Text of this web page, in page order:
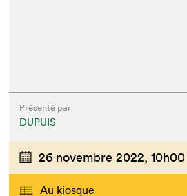
Présenté par
DUPUIS
26 novembre 2022, 10h00
Au kiosque